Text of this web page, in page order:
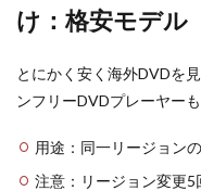
け：格安モデル
とにかく安く海外DVDを
ンフリーDVDプレーヤーも
用途：同一リージョン
注意：リージョン変更5